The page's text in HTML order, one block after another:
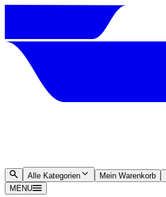
Alle Kategorien Mein Warenkorb
MENU